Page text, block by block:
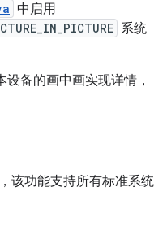
中启用
系统
备的画中画实现详情，
该功能支持所有标准系统